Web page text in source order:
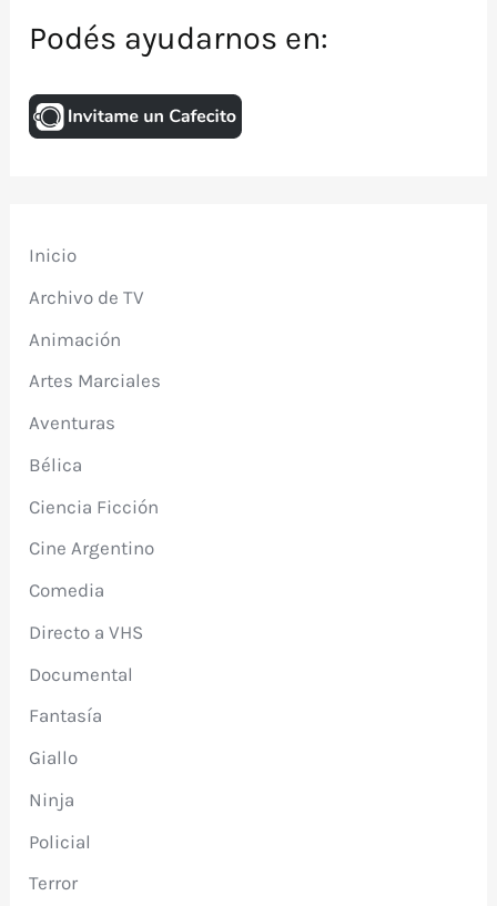
Podés ayudarnos en:
Inicio
Archivo de TV
Animación
Artes Marciales
Aventuras
Bélica
Ciencia Ficción
Cine Argentino
Comedia
Directo a VHS
Documental
Fantasía
Giallo
Ninja
Policial
Terror